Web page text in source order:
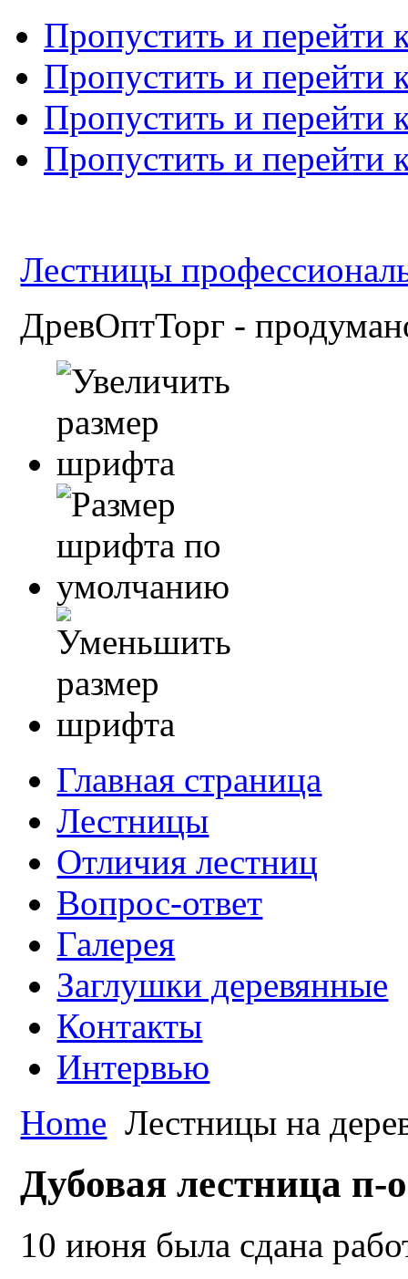
Пропустить и перейти
Пропустить и перейти
Пропустить и перейти
Пропустить и перейти
Лестницы
ДревОптТорг -
Главная страница
Лестницы
Отличия лестниц
Вопрос-ответ
Галерея
Заглушки деревянные
Контакты
Интервью
Home Лестницы на
Дубовая лестница п-
10 июня была сдана